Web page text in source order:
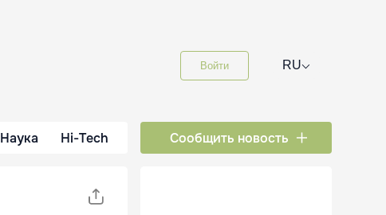
Войти RU⌵
Наука Hi-Tech Сообщить новость